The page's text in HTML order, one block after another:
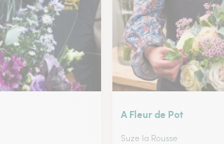
A Fleur de Pot
Suze la Rousse